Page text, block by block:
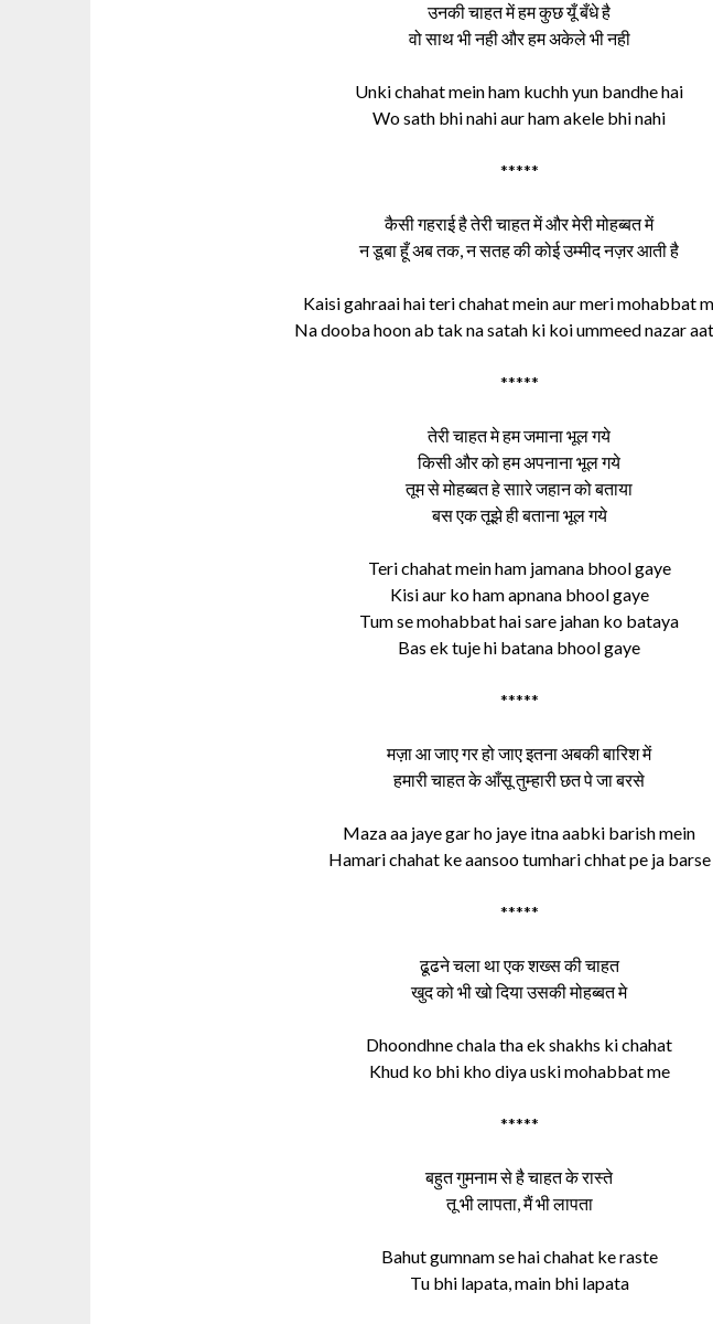
उनकी चाहत में हम कुछ यूँ बँधे है
वो साथ भी नही और हम अकेले भी नही
Unki chahat mein ham kuchh yun bandhe hai
Wo sath bhi nahi aur ham akele bhi nahi
*****
कैसी गहराई है तेरी चाहत में और मेरी मोहब्बत में
न डूबा हूँ अब तक, न सतह की कोई उम्मीद नज़र आती है
Kaisi gahraai hai teri chahat mein aur meri mohabbat
Na dooba hoon ab tak na satah ki koi ummeed nazar
*****
तेरी चाहत मे हम जमाना भूल गये
किसी और को हम अपनाना भूल गये
तूम से मोहब्बत हे साारे जहान को बताया
बस एक तूझे ही बताना भूल गये
Teri chahat mein ham jamana bhool gaye
Kisi aur ko ham apnana bhool gaye
Tum se mohabbat hai sare jahan ko bataya
Bas ek tuje hi batana bhool gaye
*****
मज़ा आ जाए गर हो जाए इतना अबकी बारिश में
हमारी चाहत के आँसू तुम्हारी छत पे जा बरसे
Maza aa jaye gar ho jaye itna aabki barish mein
Hamari chahat ke aansoo tumhari chhat pe ja barse
*****
ढूढने चला था एक शख्स की चाहत
खुद को भी खो दिया उसकी मोहब्बत मे
Dhoondhne chala tha ek shakhs ki chahat
Khud ko bhi kho diya uski mohabbat me
*****
बहुत गुमनाम से है चाहत के रास्ते
तू भी लापता, मैं भी लापता
Bahut gumnam se hai chahat ke raste
Tu bhi lapata, main bhi lapata